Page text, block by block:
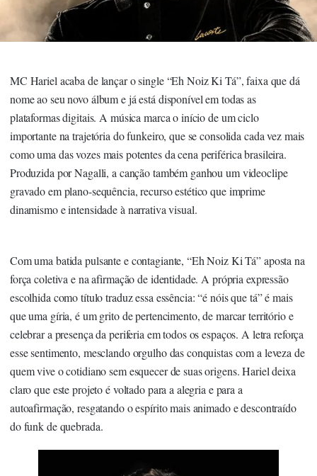
MC Hariel acaba de lançar o single “Eh Noiz Ki Tá”, faixa que dá
nome ao seu novo álbum e já está disponível em todas as
plataformas digitais. A música marca o início de um ciclo
importante na trajetória do funkeiro, que se consolida cada vez mais
como uma das vozes mais potentes da cena periférica brasileira.
Produzida por Nagalli, a canção também ganhou um videoclipe
gravado em plano-sequência, recurso estético que imprime
dinamismo e intensidade à narrativa visual.
Com uma batida pulsante e contagiante, “Eh Noiz Ki Tá” aposta na
força coletiva e na afirmação de identidade. A própria expressão
escolhida como título traduz essa essência: “é nóis que tá” é mais
que uma gíria, é um grito de pertencimento, de marcar território e
celebrar a presença da periferia em todos os espaços. A letra reforça
esse sentimento, mesclando orgulho das conquistas com a leveza de
quem vive o cotidiano sem esquecer de suas origens. Hariel deixa
claro que este projeto é voltado para a alegria e para a
autoafirmação, resgatando o espírito mais animado e descontraído
do funk de quebrada.